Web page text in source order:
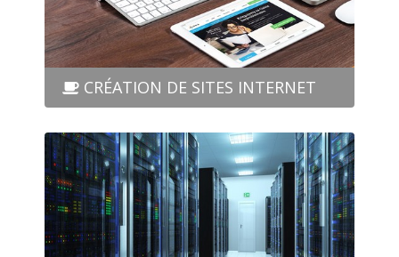
CRÉATION DE SITES INTERNET